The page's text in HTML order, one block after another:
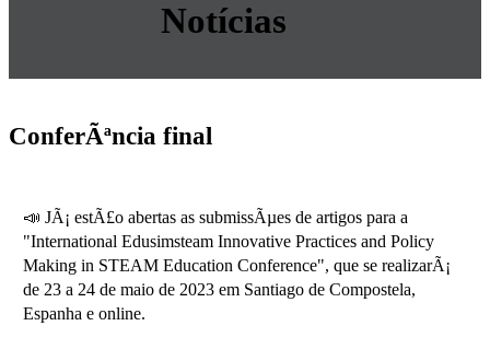
Notícias
ConferÃªncia final
📣 JÃ¡ estÃ£o abertas as submissÃµes de artigos para a
"International Edusimsteam Innovative Practices and Policy
Making in STEAM Education Conference", que se realizarÃ¡
de 23 a 24 de maio de 2023 em Santiago de Compostela,
Espanha e online.